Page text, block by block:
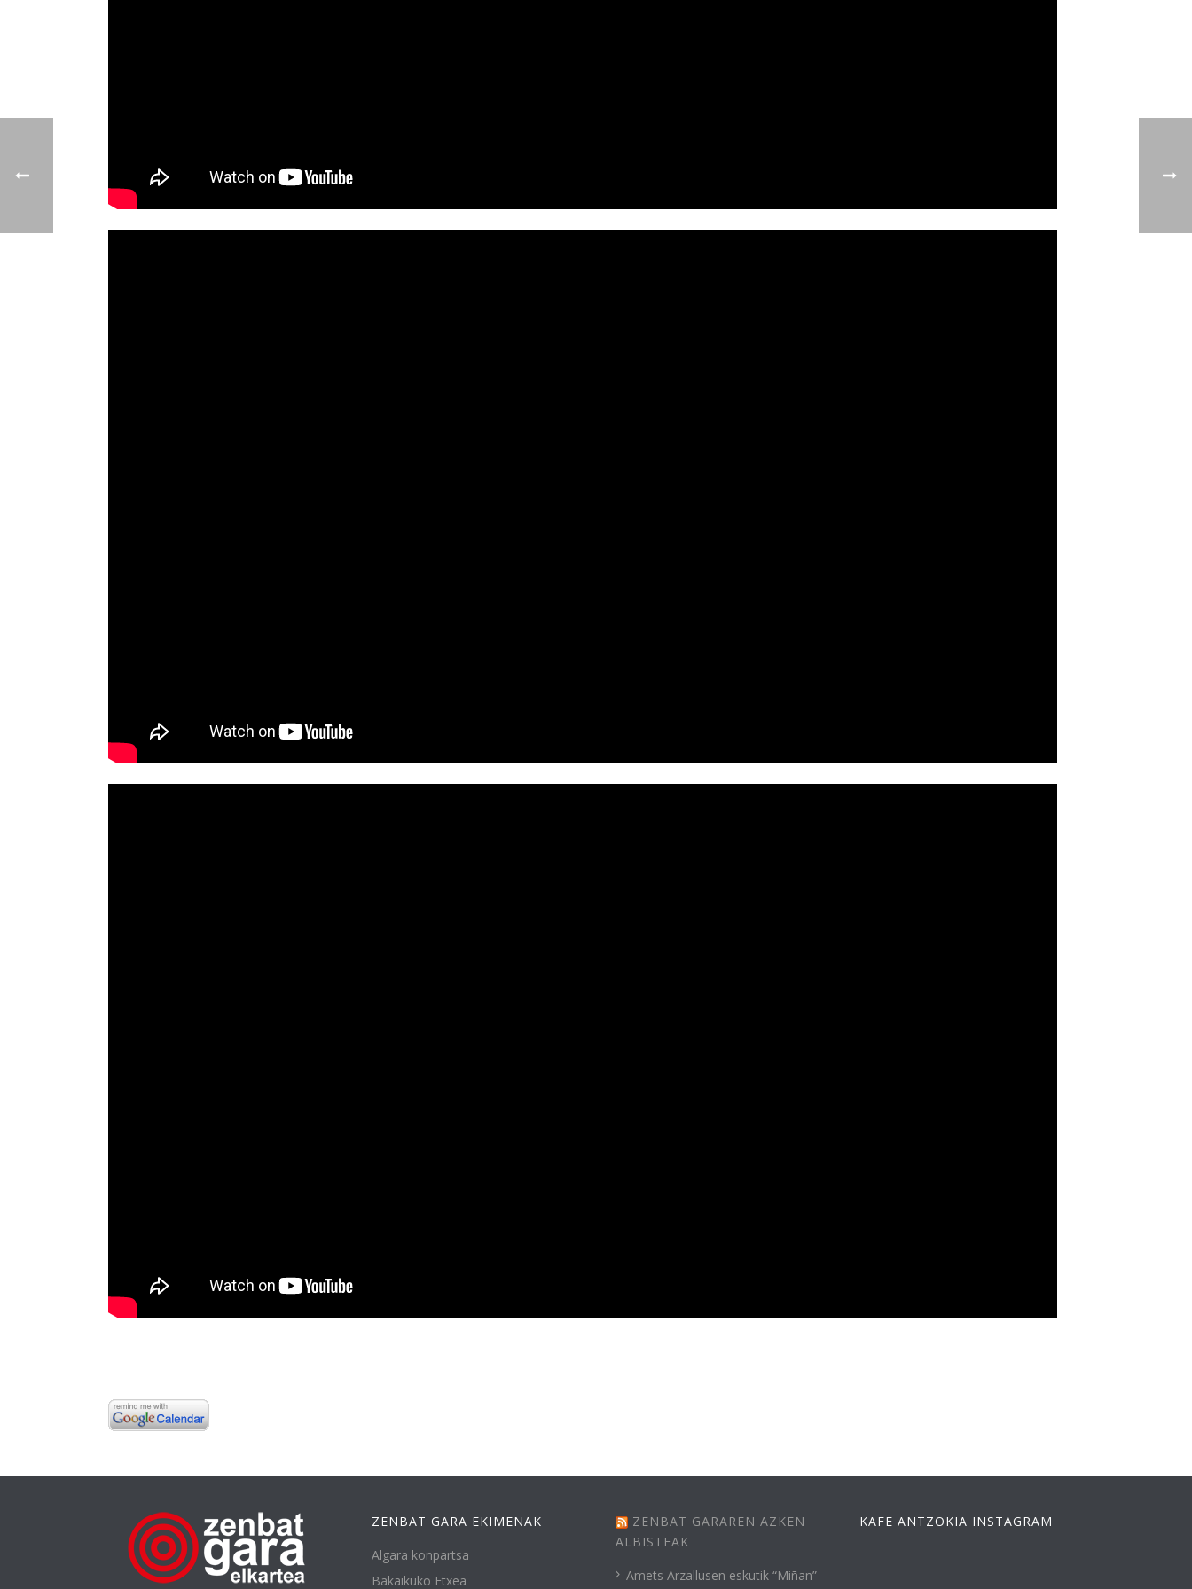
ZENBAT GARA EKIMENAK
Algara konpartsa
Bakaikuko Etxea
ZENBAT GARAREN AZKEN
ALBISTEAK
Amets Arzallusen eskutik “Miñan”
KAFE ANTZOKIA INSTAGRAM